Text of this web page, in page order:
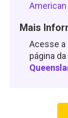
Mais
Acesse a
página da